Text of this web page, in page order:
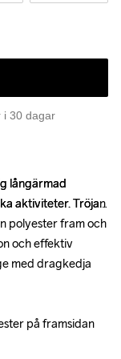
i 30 dagar
långärmad
aktiviteter. Tröjan
polyester fram och
och effektiv
med dragkedja
på framsidan
långärmad
aktiviteter. Tröjan
polyester fram och
och effektiv
med dragkedja
på framsidan